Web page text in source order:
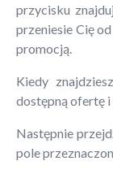
przycisku
przeniesie Cię
promocją.
Kiedy
dostępną ofertę
Następnie
pole